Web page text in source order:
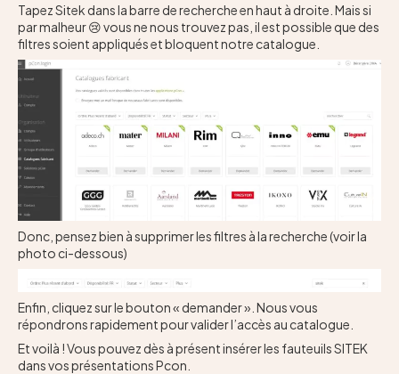
Tapez Sitek dans la barre de recherche en haut à droite. Mais si
par malheur 😢 vous ne nous trouvez pas, il est possible que des
filtres soient appliqués et bloquent notre catalogue.
Donc, pensez bien à supprimer les filtres à la recherche (voir la
photo ci-dessous)
Enfin, cliquez sur le bouton « demander ». Nous vous
répondrons rapidement pour valider l’accès au catalogue.
Et voilà ! Vous pouvez dès à présent insérer les fauteuils SITEK
dans vos présentations Pcon.